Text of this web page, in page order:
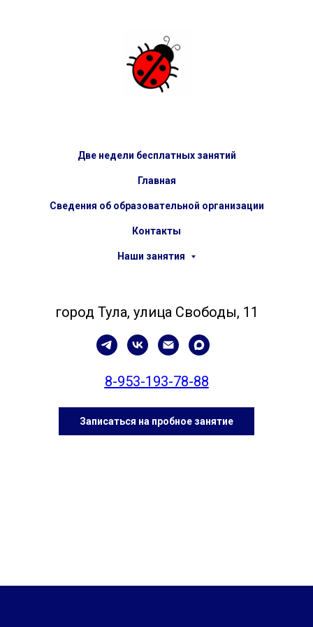
Две недели бесплатных занятий
Главная
Сведения об образовательной организации
Контакты
Наши занятия
город Тула, улица Свободы, 11
8-953-193-78-88
Записаться на пробное занятие